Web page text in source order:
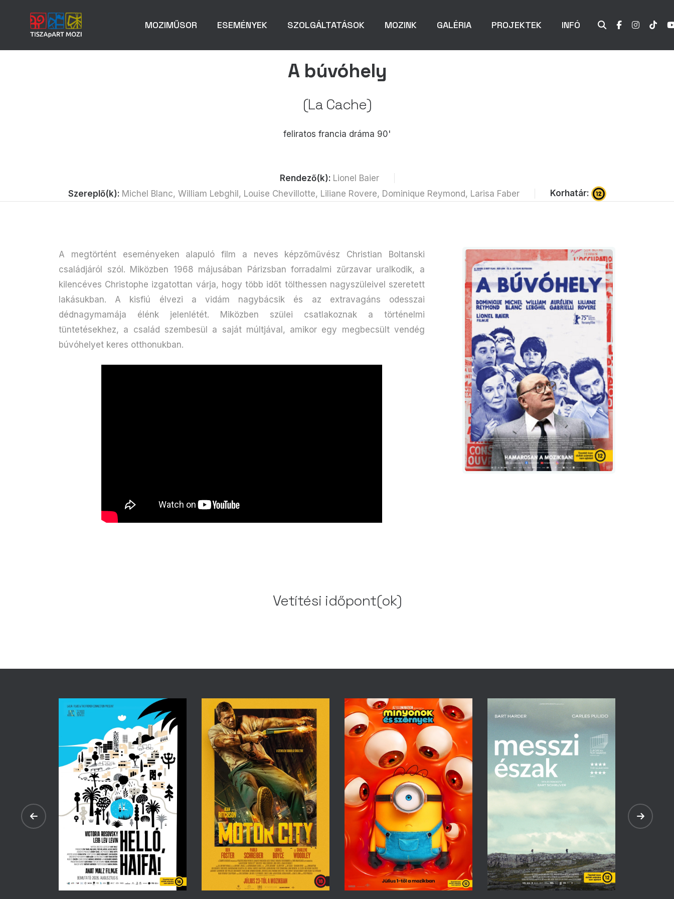
MOZIMŰSOR ESEMÉNYEK SZOLGÁLTATÁSOK MOZINK GALÉRIA PROJEKTEK INFÓ
A búvóhely
(La Cache)
feliratos francia dráma 90'
Rendező(k): Lionel Baier
Szereplő(k): Michel Blanc, William Lebghil, Louise Chevillotte, Liliane Rovere, Dominique Reymond, Larisa Faber Korhatár:
A megtörtént eseményeken alapuló film a neves képzőművész Christian Boltanski
családjáról szól. Miközben 1968 májusában Párizsban forradalmi zűrzavar uralkodik, a
kilencéves Christophe izgatottan várja, hogy több időt tölthessen nagyszüleivel szeretett
lakásukban. A kisfiú élvezi a vidám nagybácsik és az extravagáns odesszai
dédnagymamája élénk jelenlétét. Miközben szülei csatlakoznak a történelmi
tüntetésekhez, a család szembesül a saját múltjával, amikor egy megbecsült vendég
búvóhelyet keres otthonukban.
Vetítési időpont(ok)